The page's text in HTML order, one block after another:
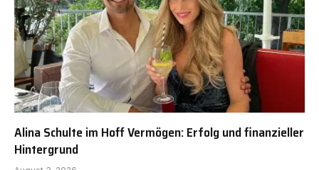
Alina Schulte im Hoff Vermögen: Erfolg und finanzieller
Hintergrund